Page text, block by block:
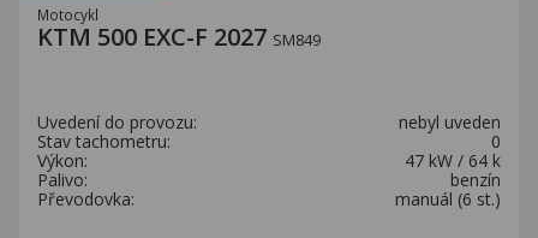
Motocykl
KTM 500 EXC-F 2027 SM849
Uvedení do provozu:
nebyl uveden
Stav tachometru:
0
Výkon:
47 kW / 64 k
Palivo:
benzín
Převodovka:
manuál (6 st.)